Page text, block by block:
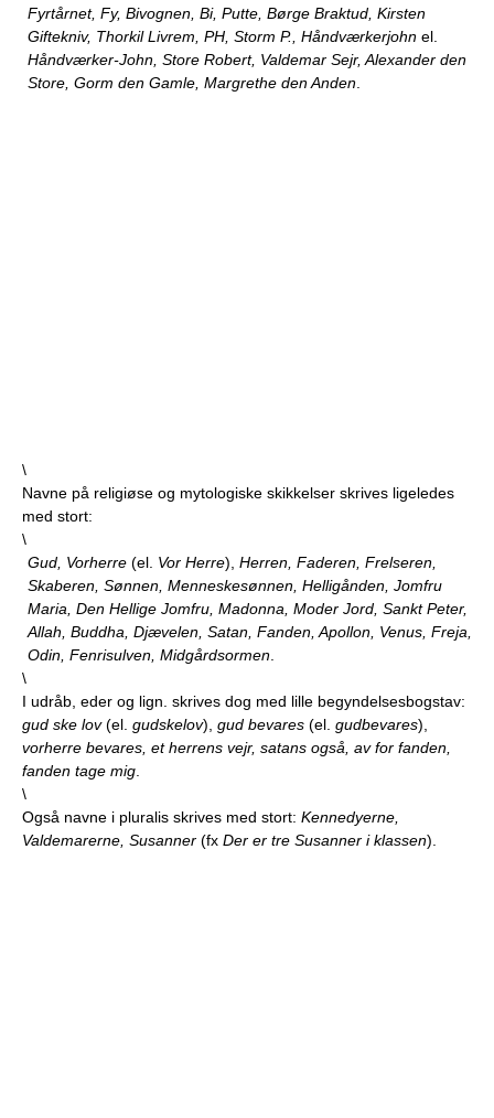
Fyrtårnet, Fy, Bivognen, Bi, Putte, Børge Braktud, Kirsten
Giftekniv, Thorkil Livrem, PH, Storm P., Håndværkerjohn el.
Håndværker-John, Store Robert, Valdemar Sejr, Alexander den
Store, Gorm den Gamle, Margrethe den Anden
\
Navne på religiøse og mytologiske skikkelser skrives ligeledes
med stort:
\
Gud, Vorherre (el. Vor Herre), Herren, Faderen, Frelseren,
Skaberen, Sønnen, Menneskesønnen, Helligånden, Jomfru
Maria, Den Hellige Jomfru, Madonna, Moder Jord, Sankt Peter,
Allah, Buddha, Djævelen, Satan, Fanden, Apollon, Venus, Freja,
Odin, Fenrisulven, Midgårdsormen
\
I udråb, eder og lign. skrives dog med lille begyndelsesbogstav:
gud ske lov(el. gudskelov), gud bevares (el. gudbevares),
vorherre bevares, et herrens vejr, satans også, av for fanden,
fanden tage mig
\
Også navne i pluralis skrives med stort: Kennedyerne,
Valdemarerne, Susanner (fx Der er tre Susanner i klassen).